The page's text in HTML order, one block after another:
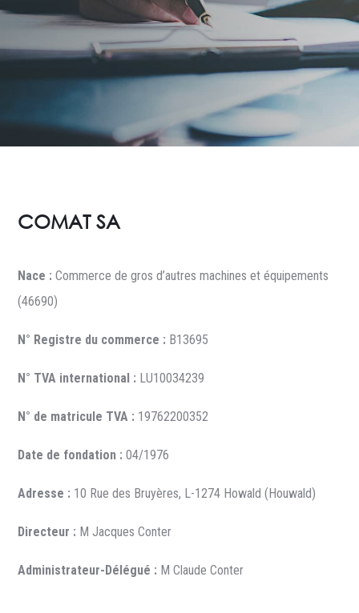
COMAT SA
Nace : Commerce de gros d’autres machines et équipements
(46690)
N° Registre du commerce : B13695
N° TVA international : LU10034239
N° de matricule TVA : 19762200352
Date de fondation : 04/1976
Adresse : 10 Rue des Bruyères, L-1274 Howald (Houwald)
Directeur : M Jacques Conter
Administrateur-Délégué : M Claude Conter